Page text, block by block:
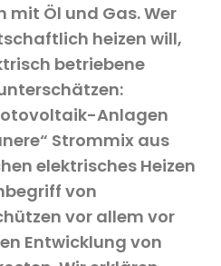
mit Öl und Gas. Wer
heizen will,
betriebene
Anlagen
Strommix aus
elektrisches Heizen
von
vor allem vor
Entwicklung von